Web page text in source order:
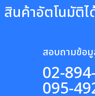
สินค้าอัตโนมัติไ
สอบถามข้อ
02-
095-